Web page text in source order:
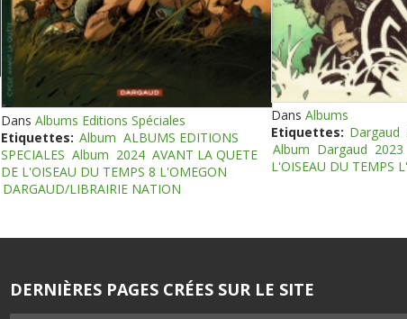
Dans Albums Editions Spéciales
Etiquettes: Album ALBUMS EDITIONS
SPECIALES Album 2024 AVANT LA QUETE
DE L'OISEAU DU TEMPS 8 L'OMEGON
DARGAUD/LIBRAIRIE NATION
Dans Albums
Etiquettes: Dargaud
Album Dargaud 2023
L'OISEAU DU TEMPS
DERNIÈRES PAGES CRÉES SUR LE SITE